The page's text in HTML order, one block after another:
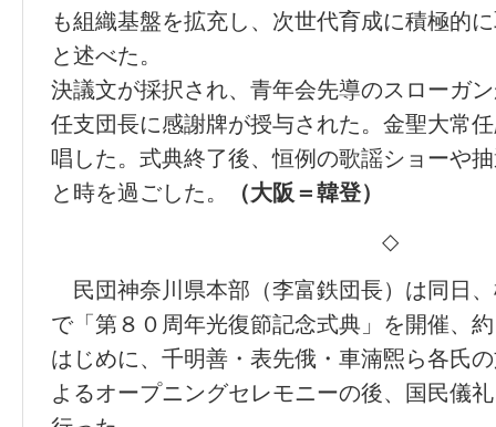
も組織基盤を拡充し、次世代育成に積極的
と述べた。
決議文が採択され、青年会先導のスローガ
任支団長に感謝牌が授与された。金聖大常
唱した。式典終了後、恒例の歌謡ショーや
と時を過ごした。
（大阪＝韓登）
◇
民団神奈川県本部（李富鉄団長）は同日
で「第８０周年光復節記念式典」を開催、
はじめに、千明善・表先俄・車湳煕ら各氏
よるオープニングセレモニーの後、国民儀